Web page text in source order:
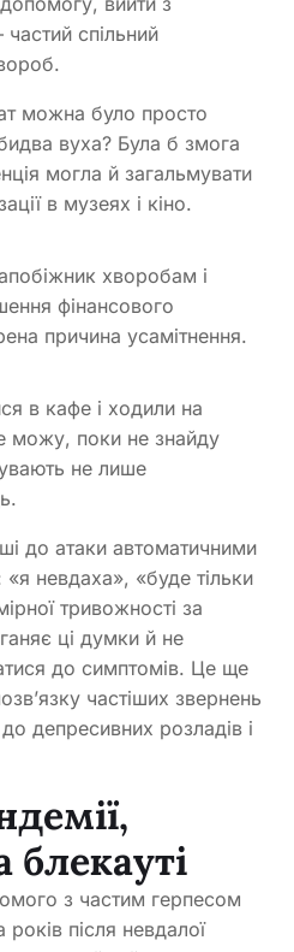
частий спільний
можна було просто
вуха? Була б змога
могла й загальмувати
в музеях і кіно.
хворобам і
фінансового
причина усамітнення.
в кафе і ходили на
можу, поки не знайду
не лише
до атаки автоматичними
невдаха», «буде тільки
тривожності за
ці думки й не
до симптомів. Це ще
частіших звернень
депресивних розладів і
блекауті
з частим герпесом
після невдалої